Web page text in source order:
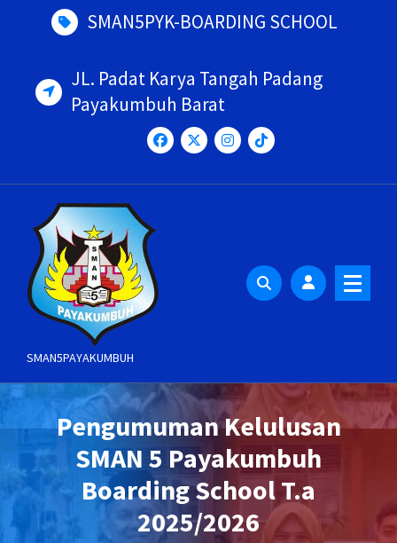
SMAN5PYK-BOARDING SCHOOL
JL. Padat Karya Tangah Padang
Payakumbuh Barat
SMAN5PAYAKUMBUH
Pengumuman Kelulusan
SMAN 5 Payakumbuh
Boarding School T.a
2025/2026